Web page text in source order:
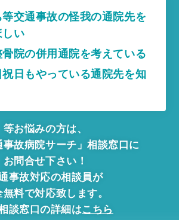
交通事故の怪我の通院先を
い
院の併用通院を考えている
日もやっている通院先を知
等お悩みの方は、
事故病院サーチ」相談窓口に
お問合せ下さい！
事故対応の相談員が
無料で対応致します。
談窓口の詳細はこちら